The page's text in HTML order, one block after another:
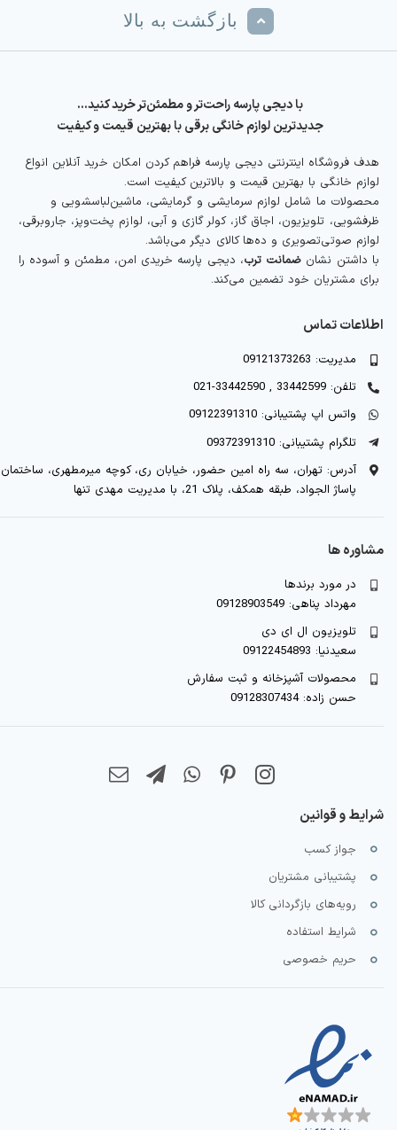
بازگشت به بالا
با دیجی پارسه راحت‌تر و مطمئن‌تر خرید کنید…
جدیدترین لوازم خانگی برقی با بهترین قیمت و کیفیت
هدف فروشگاه اینترنتی دیجی پارسه فراهم کردن امکان خرید آنلاین انواع
لوازم خانگی با بهترین قیمت و بالاترین کیفیت است.
محصولات ما شامل لوازم سرمایشی و گرمایشی، ماشین‌لباسشویی و
ظرفشویی، تلویزیون، اجاق گاز، کولر گازی و آبی، لوازم پخت‌وپز، جاروبرقی،
لوازم صوتی‌تصویری و ده‌ها کالای دیگر می‌باشد.
با داشتن نشان ضمانت ترب، دیجی پارسه خریدی امن، مطمئن و آسوده را
برای مشتریان خود تضمین می‌کند.
اطلاعات تماس
مدیریت: 09121373263
تلفن: 33442599 , 33442590-021
واتس اپ پشتیبانی: 09122391310
تلگرام پشتیبانی: 09372391310
آدرس: تهران، سه راه امین حضور، خیابان ری، کوچه میرمطهری، ساختمان
پاساژ الجواد، طبقه همکف، پلاک 21، با مدیریت مهدی تنها
مشاوره ها
در مورد برندها
مهرداد پناهی: 09128903549
تلویزیون ال ای دی
سعیدنیا: 09122454893
محصولات آشپزخانه و ثبت سفارش
حسن زاده: 09128307434
شرایط و قوانین
جواز کسب
پشتیبانی مشتریان
رویه‌های بازگردانی کالا
شرایط استفاده
حریم خصوصی